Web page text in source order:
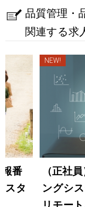
品質管理・
関連する求
番
スタ
NEW!
（正社
ングシ